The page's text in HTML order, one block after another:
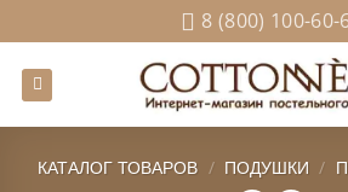
to
content
8 (800) 100-60-
КАТАЛОГ ТОВАРОВ / ПОДУШКИ /